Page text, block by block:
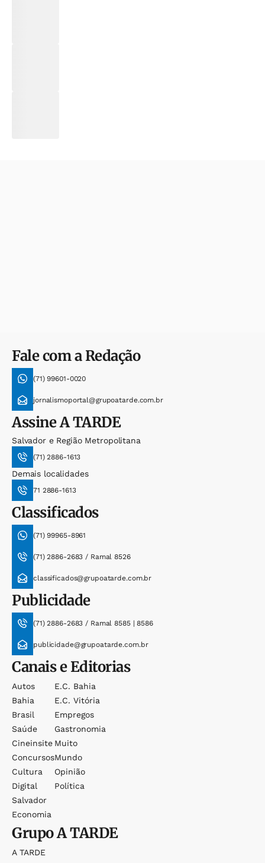
Fale com a Redação
(71) 99601-0020
jornalismoportal@grupoatarde.com.br
AssineA TARDE
Salvador e Região Metropolitana
(71) 2886-1613
Demais localidades
71 2886-1613
Classificados
(71) 99965-8961
(71) 2886-2683 / Ramal 8526
classificados@grupoatarde.com.br
Publicidade
(71) 2886-2683 / Ramal 8585 | 8586
publicidade@grupoatarde.com.br
Canais e Editorias
Autos
Bahia
Brasil
Saúde
Cineinsite
Concursos
Cultura
Digital
Salvador
Economia
E.c. Bahia
E.c. Vitória
Empregos
Gastronomia
Muito
Mundo
Opinião
Política
GrupoA TARDE
A TARDE